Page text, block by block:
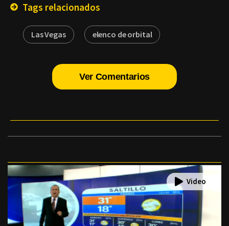
Tags relacionados
Las Vegas elenco de orbital
Ver Comentarios